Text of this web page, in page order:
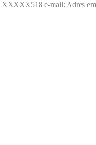
XXXXX518 e-mail: Adres